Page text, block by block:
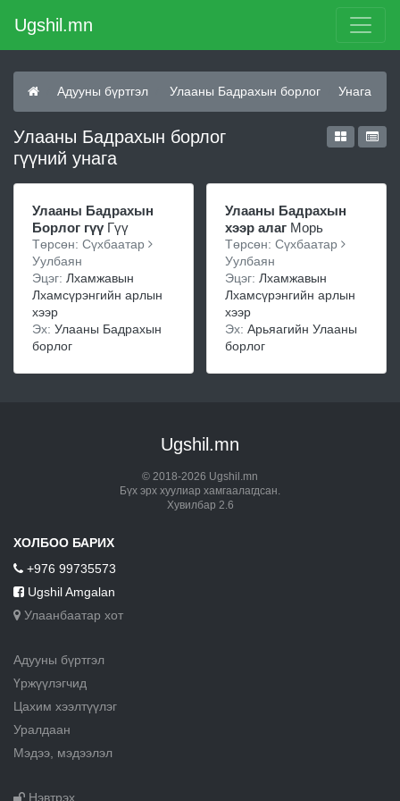
Ugshil.mn
Адууны бүртгэл Улааны Бадрахын борлог Унага
Улааны Бадрахын борлог
гүүний унага
Улааны Бадрахын
Борлог гүү Гүү
Төрсөн: Сүхбаатар
Уулбаян
Эцэг: Лхамжавын
Лхамсүрэнгийн арлын
хээр
Эх: Улааны Бадрахын
борлог
Улааны Бадрахын
хээр алаг Морь
Төрсөн: Сүхбаатар
Уулбаян
Эцэг: Лхамжавын
Лхамсүрэнгийн арлын
хээр
Эх: Арьяагийн Улааны
борлог
Ugshil.mn
© 2018-2026 Ugshil.mn
Бүх эрх хуулиар хамгаалагдсан.
Хувилбар 2.6
ХОЛБОО БАРИХ
+976 99735573
Ugshil Amgalan
Улаанбаатар хот
Адууны бүртгэл
Үржүүлэгчид
Цахим хээлтүүлэг
Уралдаан
Мэдээ, мэдээлэл
Нэвтрэх